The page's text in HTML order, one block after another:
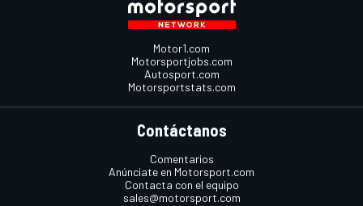
Motor1.com
Motorsportjobs.com
Autosport.com
Motorsportstats.com
Contáctanos
Comentarios
Anúnciate en Motorsport.com
Contacta con el equipo
sales@motorsport.com